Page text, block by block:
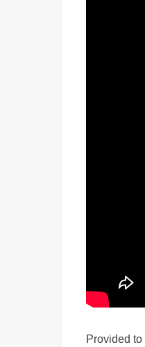
Provided to